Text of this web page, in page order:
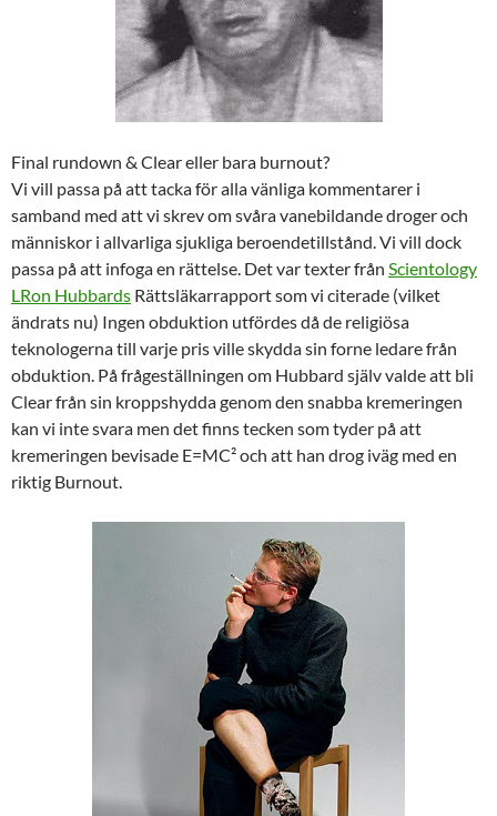
Final rundown & Clear eller bara burnout?
Vi vill passa på att tacka för alla vänliga kommentarer i
samband med att vi skrev om svåra vanebildande droger och
människor i allvarliga sjukliga beroendetillstånd. Vi vill dock
passa på att infoga en rättelse. Det var texter från Scientology
LRon Hubbards Rättsläkarrapport som vi citerade (vilket
ändrats nu) Ingen obduktion utfördes då de religiösa
teknologerna till varje pris ville skydda sin forne ledare från
obduktion. På frågeställningen om Hubbard själv valde att bli
Clear från sin kroppshydda genom den snabba kremeringen
kan vi inte svara men det finns tecken som tyder på att
kremeringen bevisade E=MC² och att han drog iväg med en
riktig Burnout.